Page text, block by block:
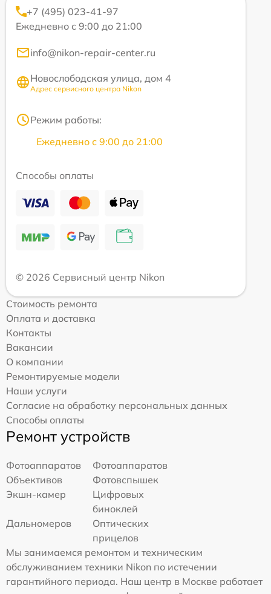
+7 (495) 023-41-97
Ежедневно с 9:00 до 21:00
info@nikon-repair-center.ru
Новослободская улица, дом 4
Адрес сервисного центра Nikon
Режим работы:
Ежедневно с 9:00 до 21:00
Способы оплаты
© 2026 Сервисный центр Nikon
Стоимость ремонта
Оплата и доставка
Контакты
Вакансии
О компании
Ремонтируемые модели
Наши услуги
Согласие на обработку персональных данных
Способы оплаты
Ремонт устройств
Фотоаппаратов
Фотоаппаратов
Объективов
Фотовспышек
Экшн-камер
Цифровых
биноклей
Дальномеров
Оптических
прицелов
Мы занимаемся ремонтом и техническим
обслуживанием техники Nikon по истечении
гарантийного периода. Наш центр в Москве работает